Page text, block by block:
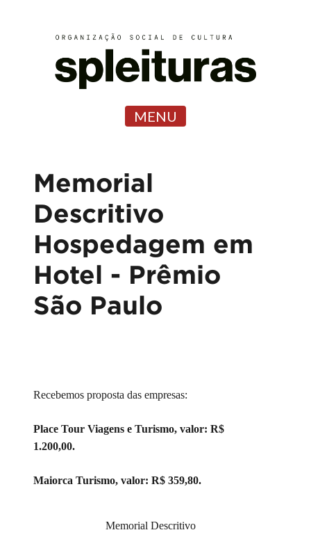
MENU
Memorial
Descritivo
Hospedagem em
Hotel - Prêmio
São Paulo
Recebemos proposta das empresas:
Place Tour Viagens e Turismo, valor: R$
1.200,00.
Maiorca Turismo, valor: R$ 359,80.
Memorial Descritivo